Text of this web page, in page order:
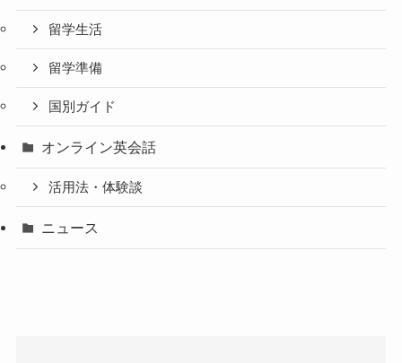
留学生活
留学準備
国別ガイド
オンライン英会話
活用法・体験談
ニュース